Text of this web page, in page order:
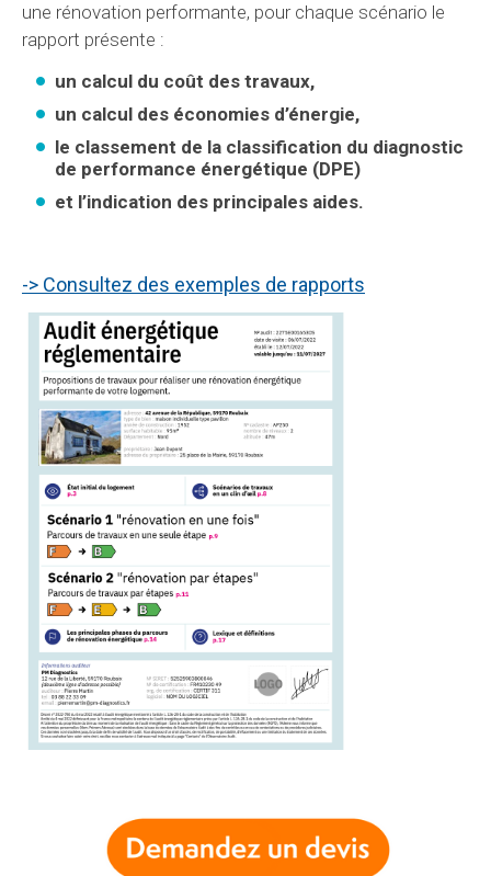
une rénovation performante, pour chaque scénario le
rapport présente :
un calcul du coût des travaux,
un calcul des économies d’énergie,
le classement de la classification du diagnostic
de performance énergétique (DPE)
et l’indication des principales aides.
-> Consultez des exemples de rapports